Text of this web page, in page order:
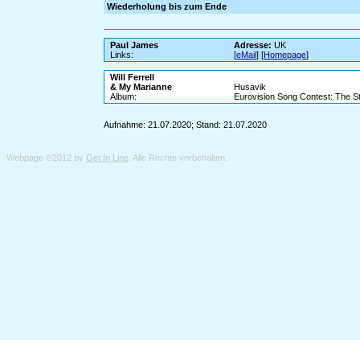
Wiederholung bis zum Ende
Paul James Adresse: UK
Links:
[eMail] [Homepage]
Will Ferrell
& My Marianne
Husavik
Album:
Eurovision Song Contest: The
Aufnahme: 21.07.2020; Stand: 21.07.2020
Webpage ©2012 by Get In Line . Alle Rechte vorbehalten.